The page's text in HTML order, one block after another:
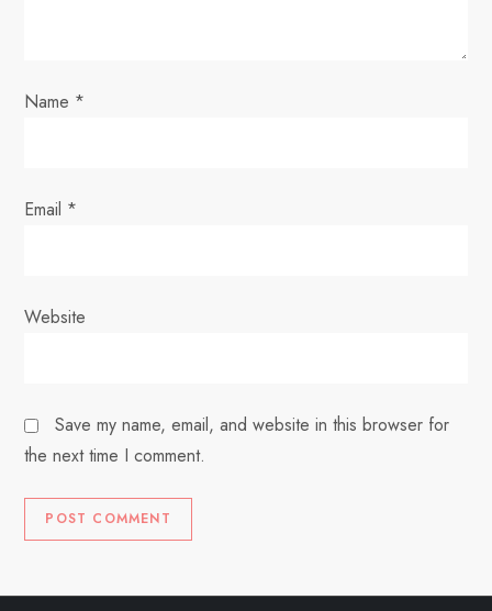
n
Name *
Email *
Website
Save my name, email, and website in this browser for
the next time I comment.